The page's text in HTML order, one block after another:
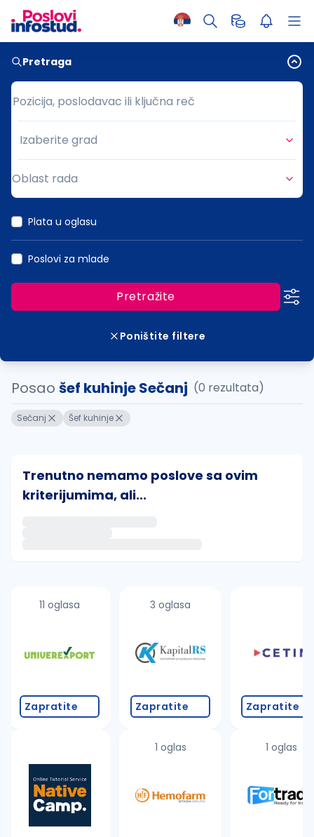
Pretraga
Pozicija, poslodavac ili ključna reč
Pozicija, poslodavac ili ključna reč
Grad
Izaberite grad
Oblast rada
Plata u oglasu
Poslovi za mlade
Pretražite
Poništite filtere
Posao šef kuhinje Sečanj (0 rezultata)
Sečanj Šef kuhinje
Trenutno nemamo poslove sa ovim
kriterijumima, ali...
proverite pravopisne greške (koristite č, ć, š, đ,
promenite odabrane filtere pretrage
11 oglasa
Zapratite
3 oglasa
Zapratite
1 oglas
Zapratite
1 oglas